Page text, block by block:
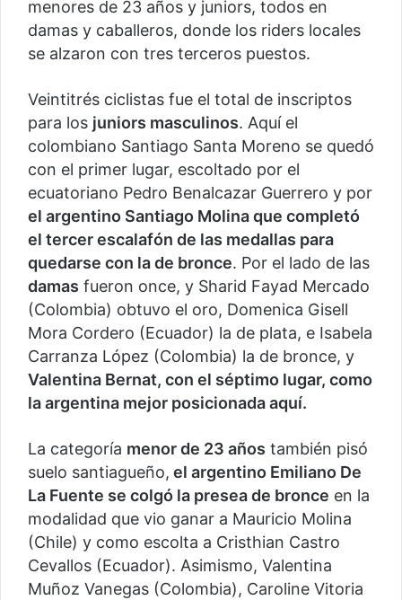
menores de 23 años y juniors, todos en
damas y caballeros, donde los riders locales
se alzaron con tres terceros puestos.
Veintitrés ciclistas fue el total de inscriptos
para los juniors masculinos. Aquí el
colombiano Santiago Santa Moreno se quedó
con el primer lugar, escoltado por el
ecuatoriano Pedro Benalcazar Guerrero y por
el argentino Santiago Molina que completó
el tercer escalafón de las medallas para
quedarse con la de bronce. Por el lado de las
damas fueron once, y Sharid Fayad Mercado
(Colombia) obtuvo el oro, Domenica Gisell
Mora Cordero (Ecuador) la de plata, e Isabela
Carranza López (Colombia) la de bronce, y
Valentina Bernat, con el séptimo lugar, como
la argentina mejor posicionada aquí.
La categoría menor de 23 años también pisó
suelo santiagueño, el argentino Emiliano De
La Fuente se colgó la presea de bronce en la
modalidad que vio ganar a Mauricio Molina
(Chile) y como escolta a Cristhian Castro
Cevallos (Ecuador). Asimismo, Valentina
Muñoz Vanegas (Colombia), Caroline Vitoria